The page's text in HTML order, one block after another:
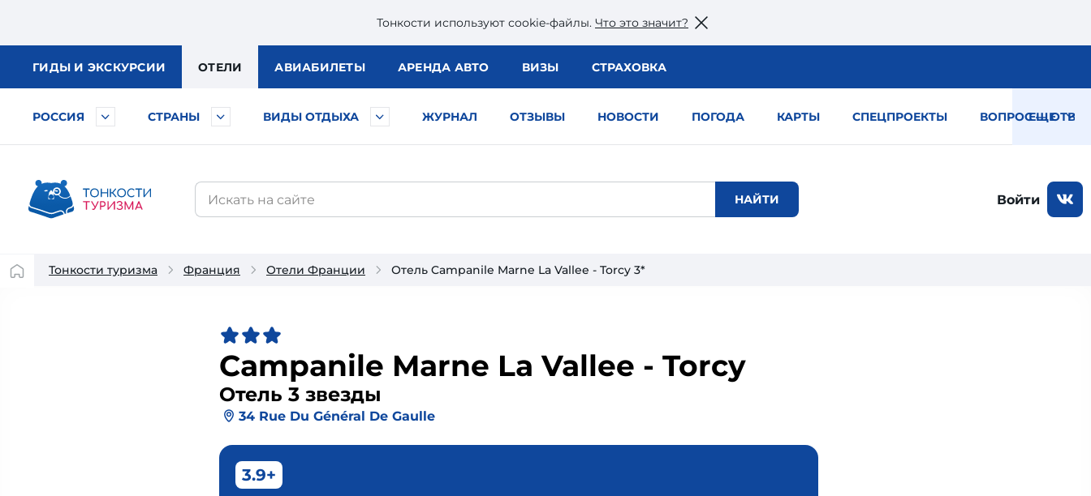
Тонкости используют сookie-файлы. Что это значит?
ГИДЫ И ЭКСКУРСИИ ОТЕЛИ АВИАБИЛЕТЫ АРЕНДА АВТО ВИЗЫ СТРАХОВКА
РОССИЯ СТРАНЫ ВИДЫ ОТДЫХА ЖУРНАЛ ОТЗЫВЫ НОВОСТИ ПОГОДА КАРТЫ СПЕЦПРОЕКТЫ ВОПРОС — ОТВЕТ
ЕЩЕ
Войти
Тонкости туризма Франция Отели Франции Отель Campanile Marne La Vallee - Torcy 3*
Campanile Marne La Vallee - Torcy
Отель 3 звезды
34 Rue Du Général De Gaulle
3.9+